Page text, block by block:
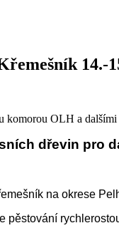
14.-
komorou OLH a
dřevin pro
na okrese
pěstování